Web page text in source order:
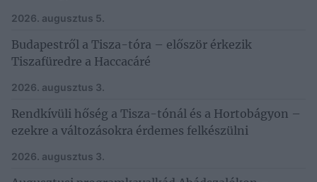
2026. augusztus 5.
Budapestről a Tisza-tóra – először érkezik
Tiszafüredre a Haccacáré
2026. augusztus 3.
Rendkívüli hőség a Tisza-tónál és a Hortobágyon –
ezekre a változásokra érdemes felkészülni
2026. augusztus 3.